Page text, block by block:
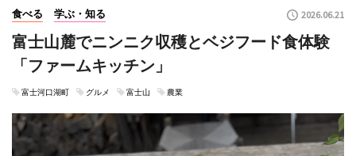
食べる 学ぶ・知る 2026.06.21
富士山麓でニンニク収穫とベジフード食体験
「ファームキッチン」
富士河口湖町 グルメ 富士山 農業